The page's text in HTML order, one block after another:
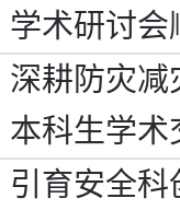
学术研讨会
深耕防灾减
本科生学术
引育安全